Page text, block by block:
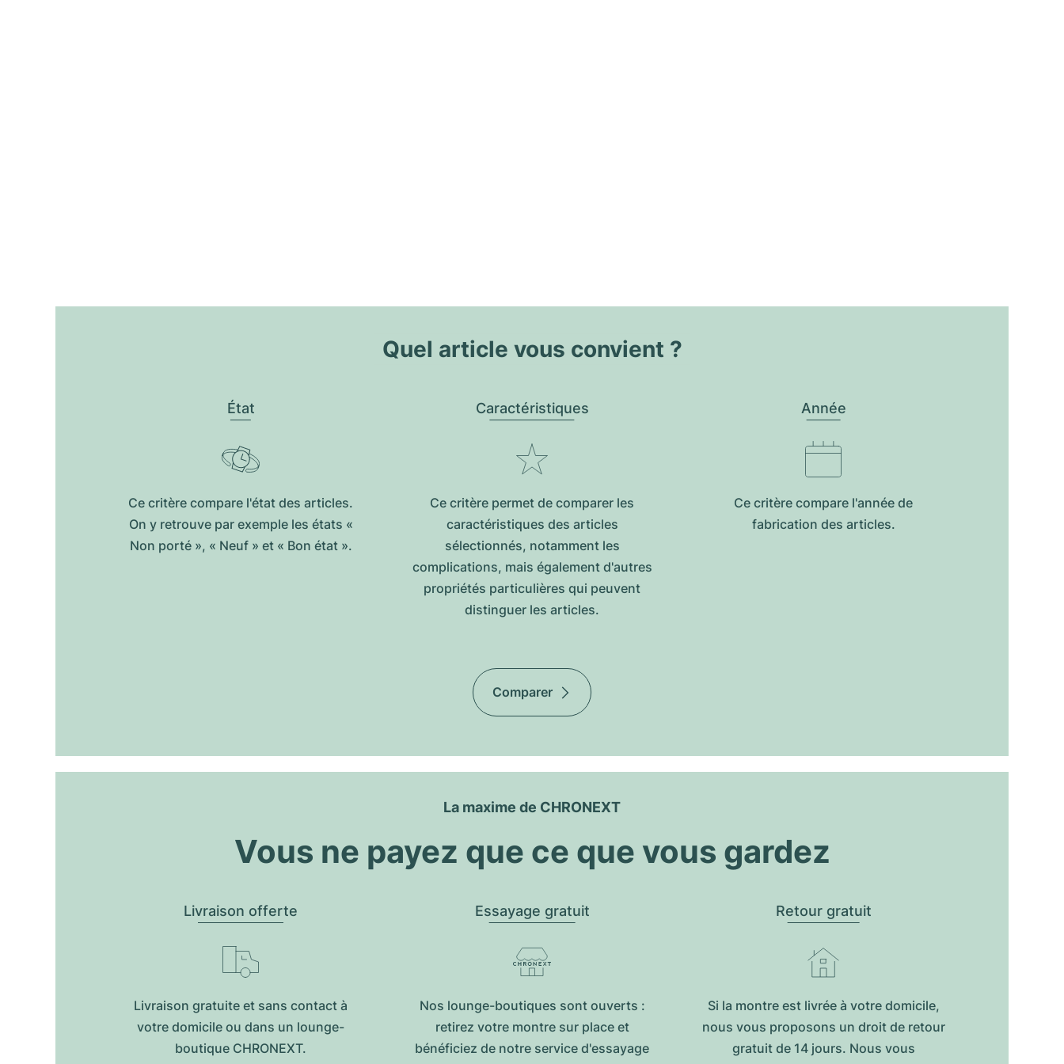
Quel article vous convient ?
État
Ce critère compare l'état des articles.
On y retrouve par exemple les états «
Non porté », « Neuf » et « Bon état ».
Caractéristiques
Ce critère permet de comparer les
caractéristiques des articles
sélectionnés, notamment les
complications, mais également d'autres
propriétés particulières qui peuvent
distinguer les articles.
Année
Ce critère compare l'année de
fabrication des articles.
Comparer
La maxime de CHRONEXT
Vous ne payez que ce que vous gardez
Livraison offerte
Livraison gratuite et sans contact à
votre domicile ou dans un lounge-
boutique CHRONEXT.
Essayage gratuit
Nos lounge-boutiques sont ouverts :
retirez votre montre sur place et
bénéficiez de notre service d'essayage
Retour gratuit
Si la montre est livrée à votre domicile,
nous vous proposons un droit de retour
gratuit de 14 jours. Nous vous